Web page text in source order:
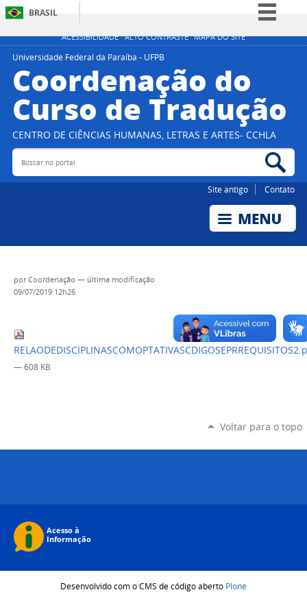
ACESSIBILIDADE ALTO CONTRASTE MAPA DO SITE
BRASIL
Simplifique!
Participe
Acesso à informação
Legislação
Universidade Federal da Paraíba - UFPB
Coordenação do
Curso de Tradução
CENTRO DE CIÊNCIAS HUMANAS, LETRAS E ARTES- CCHLA
Buscar no portal
Site antigo Contato
porCoordenação — última modificação
09/07/2019 12h26
— 608 KB
Voltar para o topo
Desenvolvido com o CMS de código aberto Plone